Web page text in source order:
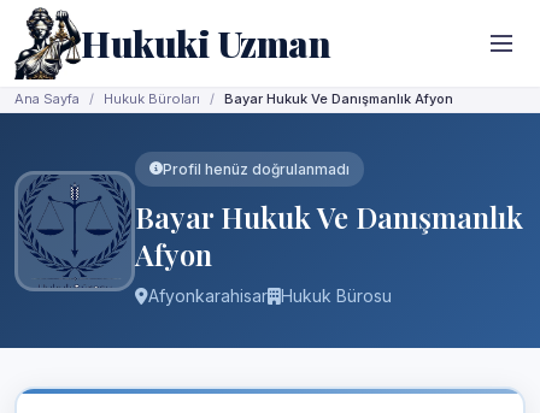
Hukuki Uzman
Ana Sayfa Hukuk Büroları Bayar Hukuk Ve Danışmanlık Afyon
Profil henüz doğrulanmadı
Bayar Hukuk Ve Danışmanlık
Afyon
Afyonkarahisar Hukuk Bürosu